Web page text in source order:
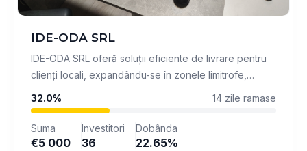
IDE-ODA SRL
IDE-ODA SRL oferă soluții eficiente de livrare pentru
clienți locali, expandându-se în zonele limitrofe,
contribuind astfel la accesibilitatea serviciilor de food
delivery.
32.0% 14 zile ramase
Suma
€5 000
Investitori
36
Dobânda
22.65%